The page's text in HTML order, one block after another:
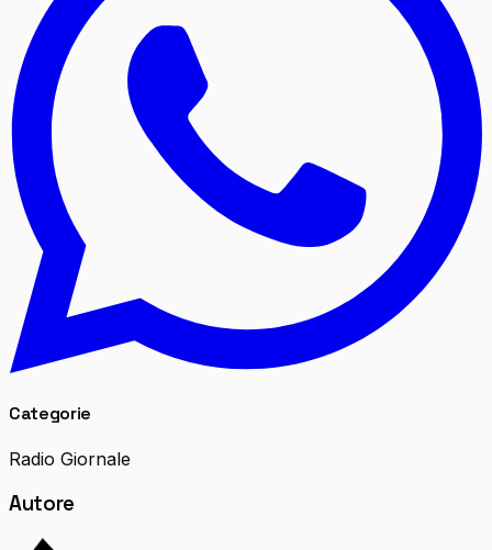
Categorie
Radio Giornale
Autore